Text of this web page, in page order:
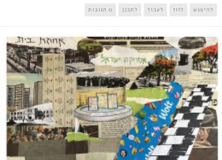
להיפגש לזוז לעבוד לתכנן 0 תגובות